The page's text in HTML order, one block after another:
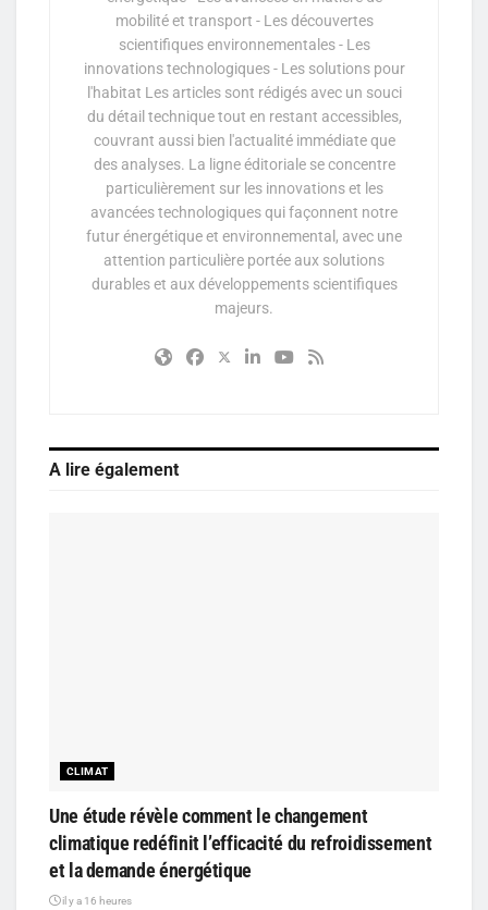
mobilité et transport - Les découvertes
scientifiques environnementales - Les
innovations technologiques - Les solutions pour
l'habitat Les articles sont rédigés avec un souci
du détail technique tout en restant accessibles,
couvrant aussi bien l'actualité immédiate que
des analyses. La ligne éditoriale se concentre
particulièrement sur les innovations et les
avancées technologiques qui façonnent notre
futur énergétique et environnemental, avec une
attention particulière portée aux solutions
durables et aux développements scientifiques
majeurs.
A lire également
CLIMAT
Une étude révèle comment le changement
climatique redéfinit l’efficacité du refroidissement
et la demande énergétique
il y a 16 heures